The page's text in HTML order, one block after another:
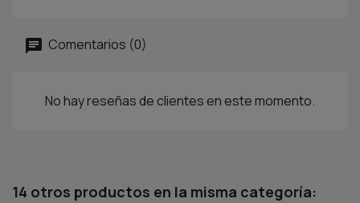
Comentarios (0)
No hay reseñas de clientes en este momento.
14 otros productos en la misma categoría: